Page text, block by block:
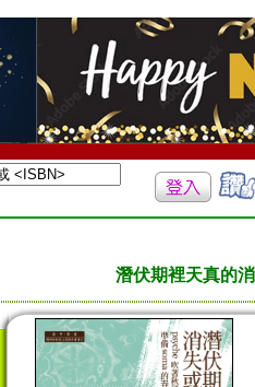
潛伏期裡天真的